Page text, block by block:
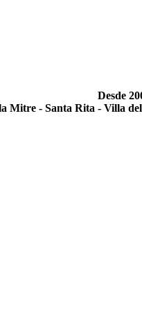
Desde
Mitre -­ Santa Rita -­ Villa